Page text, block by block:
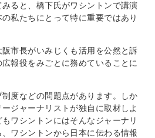
ると、橋下氏がワシントンで講演
私たちにとって特に重要ではあり
市長がいみじくも活用を公然と訴
報役をみごとに務めていることに
度などの問題点があります。しか
ジャーナリストが独自に取材しよ
ワシントンにはそんなジャーナリ
ワシントンから日本に伝わる情報